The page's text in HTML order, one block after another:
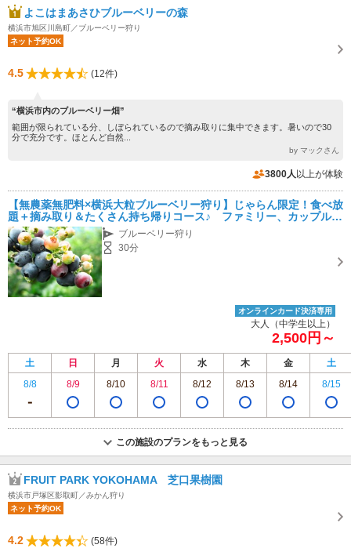
よこはまあさひブルーベリーの森
横浜市旭区川島町／ブルーベリー狩り
ネット予約OK
4.5 (12件)
“横浜市内のブルーベリー畑”
範囲が限られている分、しぼられているので摘み取りに集中できます。暑いので30
分で充分です。ほとんど自然...
by マックさん
3800人 以上が体験
【無農薬無肥料×横浜大粒ブルーベリー狩り】じゃらん限定！食べ放
題＋摘み取り＆たくさん持ち帰りコース♪ ファミリー、カップルに
もおすすめ♪
ブルーベリー狩り
30分
オンラインカード決済専用
大人（中学生以上）
2,500円～
土 日 月 火 水 木 金
土
8/8
8/9 8/10 8/11 8/12 8/13 8/14 8/15
この施設のプランをもっと見る
FRUIT PARK YOKOHAMA 芝口果樹園
横浜市戸塚区影取町／みかん狩り
ネット予約OK
4.2
(58件)